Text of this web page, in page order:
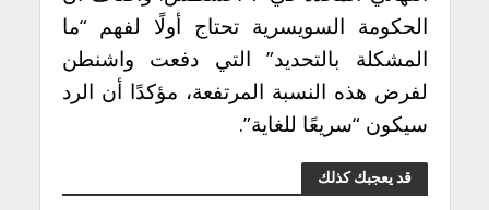
الحكومة السويسرية تحتاج أولًا لفهم “ما
المشكلة بالتحديد” التي دفعت واشنطن
لفرض هذه النسبة المرتفعة، مؤكدًا أن الرد
سيكون “سريعًا للغاية”.
قد يعجبك كذلك